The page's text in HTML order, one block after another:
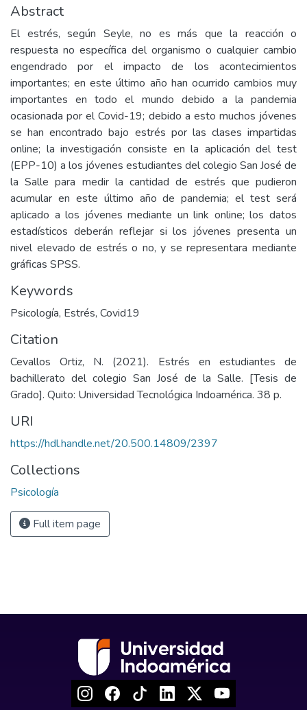
Abstract
El estrés, según Seyle, no es más que la reacción o
respuesta no específica del organismo o cualquier cambio
engendrado por el impacto de los acontecimientos
importantes; en este último año han ocurrido cambios muy
importantes en todo el mundo debido a la pandemia
ocasionada por el Covid-19; debido a esto muchos jóvenes
se han encontrado bajo estrés por las clases impartidas
online; la investigación consiste en la aplicación del test
(EPP-10) a los jóvenes estudiantes del colegio San José de
la Salle para medir la cantidad de estrés que pudieron
acumular en este último año de pandemia; el test será
aplicado a los jóvenes mediante un link online; los datos
estadísticos deberán reflejar si los jóvenes presenta un
nivel elevado de estrés o no, y se representara mediante
gráficas SPSS.
Keywords
Psicología, Estrés, Covid19
Citation
Cevallos Ortiz, N. (2021). Estrés en estudiantes de
bachillerato del colegio San José de la Salle. [Tesis de
Grado]. Quito: Universidad Tecnológica Indoamérica. 38 p.
URI
https://hdl.handle.net/20.500.14809/2397
Collections
Psicología
Full item page